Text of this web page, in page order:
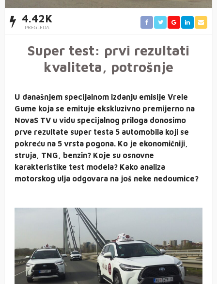
4.42K
PREGLEDA
Super test: prvi rezultati
kvaliteta, potrošnje
U današnjem specijalnom izdanju emisije Vrele
Gume koja se emituje ekskluzivno premijerno na
NovaS TV u vidu specijalnog priloga donosimo
prve rezultate super testa 5 automobila koji se
pokreću na 5 vrsta pogona. Ko je ekonomičniji,
struja, TNG, benzin? Koje su osnovne
karakteristike test modela? Kako analiza
motorskog ulja odgovara na još neke nedoumice?